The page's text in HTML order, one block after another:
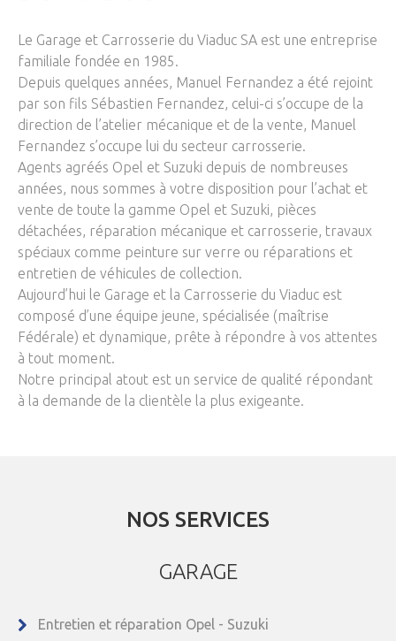
Le Garage et Carrosserie du Viaduc SA est une entreprise
familiale fondée en 1985.
Depuis quelques années, Manuel Fernandez a été rejoint
par son fils Sébastien Fernandez, celui-ci s’occupe de la
direction de l’atelier mécanique et de la vente, Manuel
Fernandez s’occupe lui du secteur carrosserie.
Agents agréés Opel et Suzuki depuis de nombreuses
années, nous sommes à votre disposition pour l’achat et
vente de toute la gamme Opel et Suzuki, pièces
détachées, réparation mécanique et carrosserie, travaux
spéciaux comme peinture sur verre ou réparations et
entretien de véhicules de collection.
Aujourd’hui le Garage et la Carrosserie du Viaduc est
composé d’une équipe jeune, spécialisée (maîtrise
Fédérale) et dynamique, prête à répondre à vos attentes
à tout moment.
Notre principal atout est un service de qualité répondant
à la demande de la clientèle la plus exigeante.
NOS SERVICES
GARAGE
Entretien et réparation Opel - Suzuki